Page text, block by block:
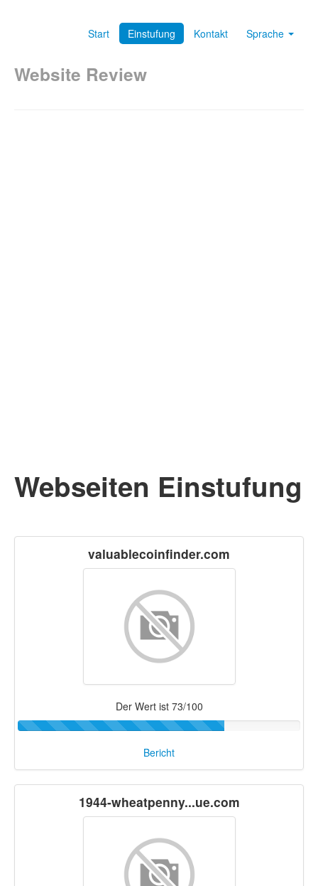
Start Einstufung Kontakt Sprache
Website Review
Webseiten Einstufung
valuablecoinfinder.com
Der Wert ist 73/100
Bericht
1944-wheatpenny...ue.com